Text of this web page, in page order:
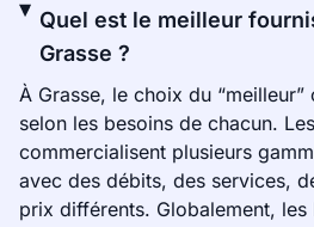
Quel est le meilleur
Grasse ?
À Grasse, le choix du
selon les besoins de chacun.
commercialisent plusieurs
avec des débits, des services,
prix différents. Globalement,